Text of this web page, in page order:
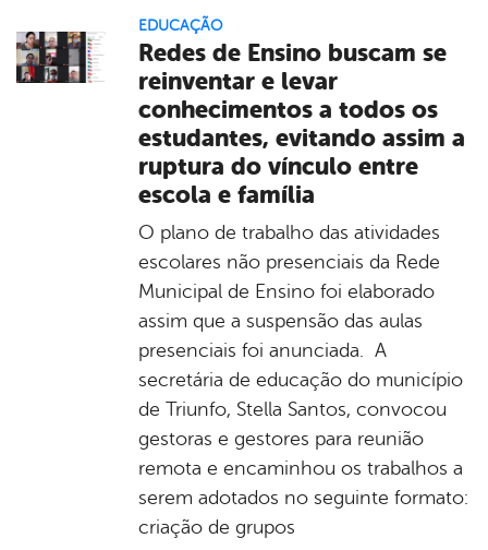
EDUCAÇÃO
Redes de Ensino buscam se
reinventar e levar
conhecimentos a todos os
estudantes, evitando assim a
ruptura do vínculo entre
escola e família
O plano de trabalho das atividades
escolares não presenciais da Rede
Municipal de Ensino foi elaborado
assim que a suspensão das aulas
presenciais foi anunciada. A
secretária de educação do município
de Triunfo, Stella Santos, convocou
gestoras e gestores para reunião
remota e encaminhou os trabalhos a
serem adotados no seguinte formato:
criação de grupos